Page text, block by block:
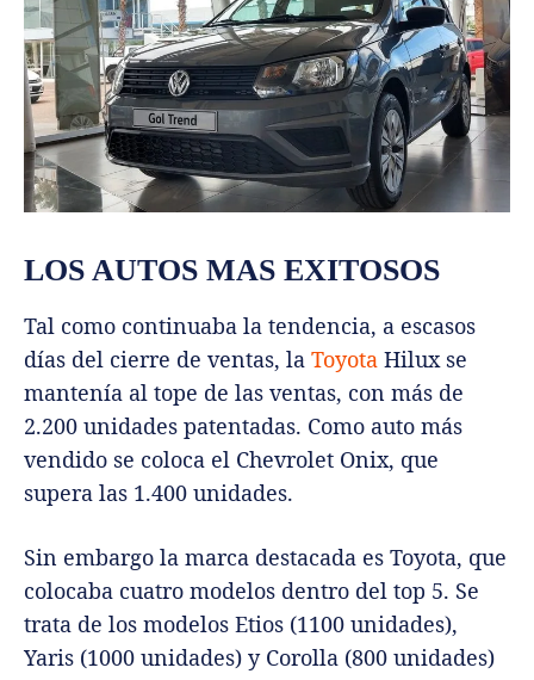
LOS AUTOS MAS EXITOSOS
Tal como continuaba la tendencia, a escasos
días del cierre de ventas, la Toyota Hilux se
mantenía al tope de las ventas, con más de
2.200 unidades patentadas. Como auto más
vendido se coloca el Chevrolet Onix, que
supera las 1.400 unidades.
Sin embargo la marca destacada es Toyota, que
colocaba cuatro modelos dentro del top 5. Se
trata de los modelos Etios (1100 unidades),
Yaris (1000 unidades) y Corolla (800 unidades)